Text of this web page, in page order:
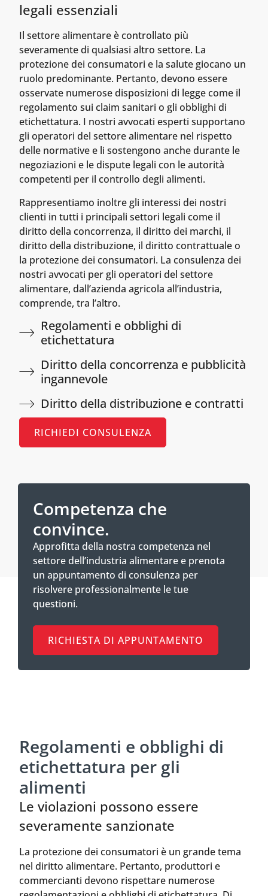
legali essenziali
Il settore alimentare è controllato più
severamente di qualsiasi altro settore. La
protezione dei consumatori e la salute giocano un
ruolo predominante. Pertanto, devono essere
osservate numerose disposizioni di legge come il
regolamento sui claim sanitari o gli obblighi di
etichettatura. I nostri avvocati esperti supportano
gli operatori del settore alimentare nel rispetto
delle normative e li sostengono anche durante le
negoziazioni e le dispute legali con le autorità
competenti per il controllo degli alimenti.
Rappresentiamo inoltre gli interessi dei nostri
clienti in tutti i principali settori legali come il
diritto della concorrenza, il diritto dei marchi, il
diritto della distribuzione, il diritto contrattuale o
la protezione dei consumatori. La consulenza dei
nostri avvocati per gli operatori del settore
alimentare, dall’azienda agricola all’industria,
comprende, tra l’altro.
Regolamenti e obblighi di
etichettatura
Diritto della concorrenza e pubblicità
ingannevole
Diritto della distribuzione e contratti
RICHIEDI CONSULENZA
Competenza che
convince.
Approfitta della nostra competenza nel
settore dell’industria alimentare e prenota
un appuntamento di consulenza per
risolvere professionalmente le tue
questioni.
RICHIESTA DI APPUNTAMENTO
Regolamenti e obblighi di
etichettatura per gli
alimenti
Le violazioni possono essere
severamente sanzionate
La protezione dei consumatori è un grande tema
nel diritto alimentare. Pertanto, produttori e
commercianti devono rispettare numerose